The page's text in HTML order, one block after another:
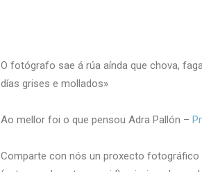
O fotógrafo sae á rúa aínda que chova,
días grises e mollados»
Ao mellor foi o que pensou Adra Pallón –
Comparte con nós un proxecto fotográfico